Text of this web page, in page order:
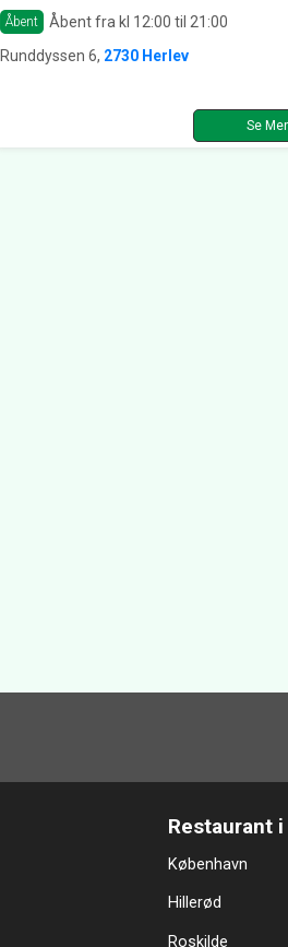
Åbent Åbent fra kl 12:00 til 21:00
Runddyssen 6, 2730 Herlev
Se
Restaurant
København
Hillerød
Roskilde